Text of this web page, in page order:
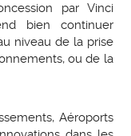
par Vinci
bien continuer
niveau de la prise
ou de la
Aéroports